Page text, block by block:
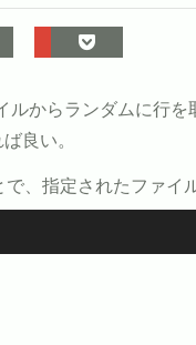
からランダムに行を
良い。
、指定されたファイ